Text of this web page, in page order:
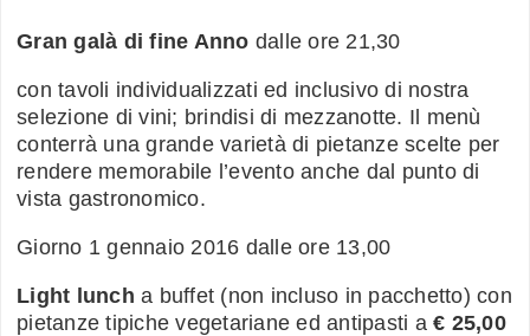
Gran galà di fine Anno dalle ore 21,30
con tavoli individualizzati ed inclusivo di nostra
selezione di vini; brindisi di mezzanotte. Il menù
conterrà una grande varietà di pietanze scelte per
rendere memorabile l’evento anche dal punto di
vista gastronomico.
Giorno 1 gennaio 2016 dalle ore 13,00
Light lunch a buffet (non incluso in pacchetto) con
pietanze tipiche vegetariane ed antipasti a € 25,00